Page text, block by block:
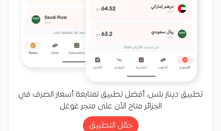
تطبيق دينار بلس، أفضل تطبيق لمتابعة أسعار الصرف في
الجزائر متاح الآن على متجر غوغل
حمّل التطبيق